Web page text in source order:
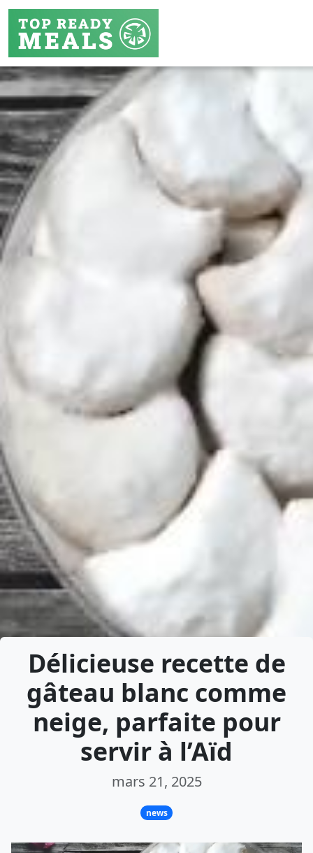
Délicieuse recette de
gâteau blanc comme
neige, parfaite pour
servir à l’Aïd
mars 21, 2025
news